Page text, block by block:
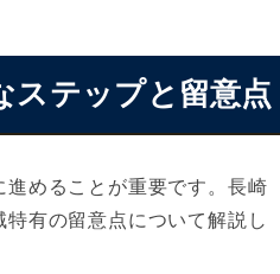
ステップと留意点
めることが重要です。長崎
有の留意点について解説し